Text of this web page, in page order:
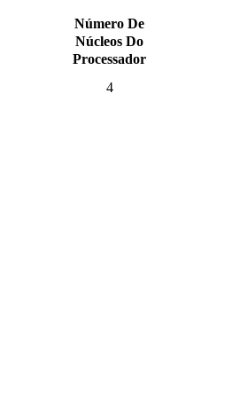
Número De
Núcleos Do
Processador
4